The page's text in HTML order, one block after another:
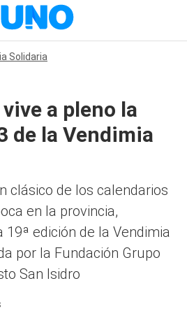
Solidaria
a pleno la
de la Vendimia
clásico de los calendarios
en la provincia,
19ª edición de la Vendimia
por la Fundación Grupo
San Isidro